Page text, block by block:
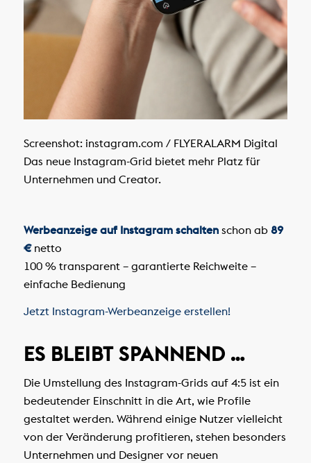
Screenshot: instagram.com / FLYERALARM Digital
Das neue Instagram-Grid bietet mehr Platz für
Unternehmen und Creator.
Werbeanzeige auf Instagram schaltenschon ab 89
€netto
100 % transparent – garantierte Reichweite –
einfache Bedienung
Jetzt Instagram-Werbeanzeige erstellen!
ES BLEIBT SPANNEND …
Die Umstellung des Instagram-Grids auf 4:5 ist ein
bedeutender Einschnitt in die Art, wie Profile
gestaltet werden. Während einige Nutzer vielleicht
von der Veränderung profitieren, stehen besonders
Unternehmen und Designer vor neuen